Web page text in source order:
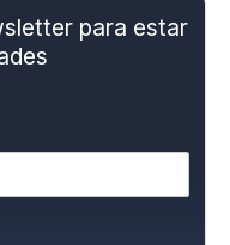
para estar